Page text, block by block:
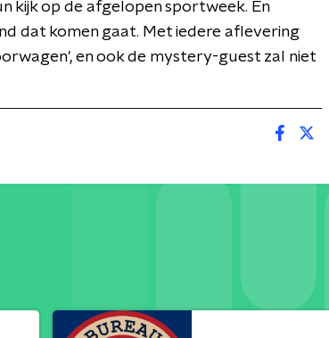
kijk op de afgelopen sportweek. En
dat komen gaat. Met iedere aflevering
en ook de mystery-guest zal niet